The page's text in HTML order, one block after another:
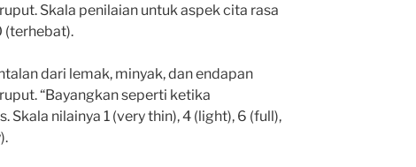
Skala penilaian untuk aspek cita rasa
(terhebat).
dari lemak, minyak, dan endapan
“Bayangkan seperti ketika
Skala nilainya 1 (very thin), 4 (light), 6 (full),